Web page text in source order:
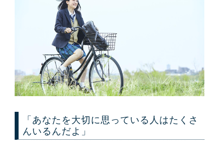
「あなたを大切に思っている人はたくさ
んいるんだよ」